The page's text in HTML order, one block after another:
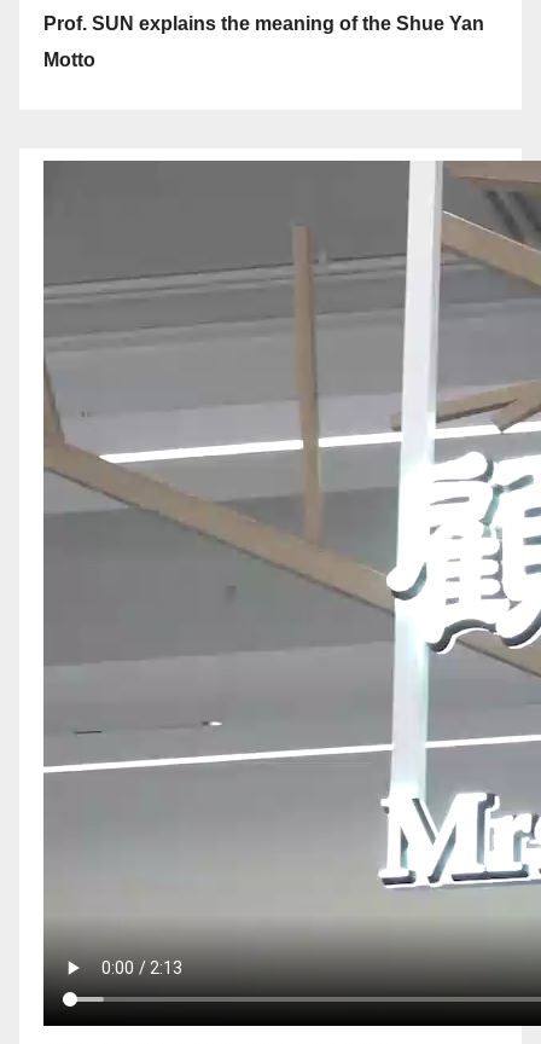
Prof. SUN explains the meaning of the Shue Yan
Motto